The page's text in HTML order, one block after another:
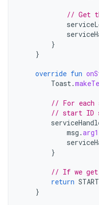
// Get
}
}
override fun
Toast.
// For each
// start ID
msg .arg1
}
// If we
return
}